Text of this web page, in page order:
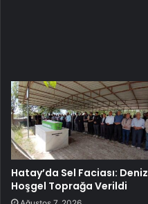
Hatay’da Sel Faciası: Deniz
Hoşgel Toprağa Verildi